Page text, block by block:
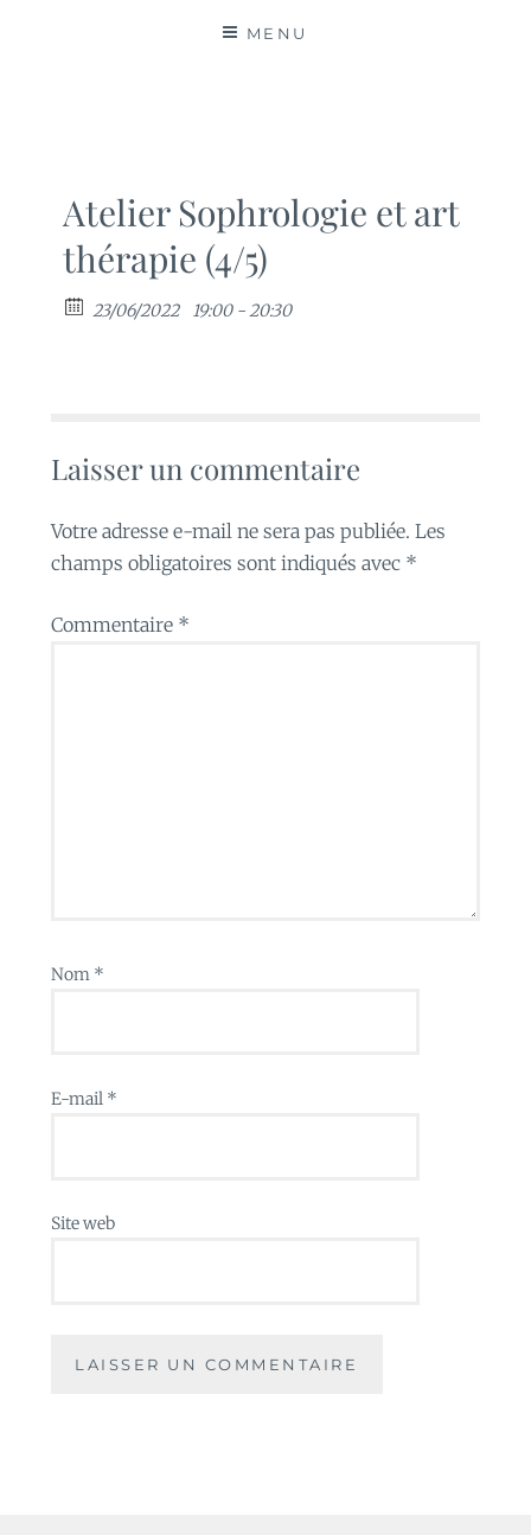
MENU
Atelier Sophrologie et art
thérapie (4/5)
23/06/2022 19:00 - 20:30
Laisser un commentaire
Votre adresse e-mail ne sera pas publiée. Les
champs obligatoires sont indiqués avec *
Commentaire *
Nom *
E-mail *
Site web